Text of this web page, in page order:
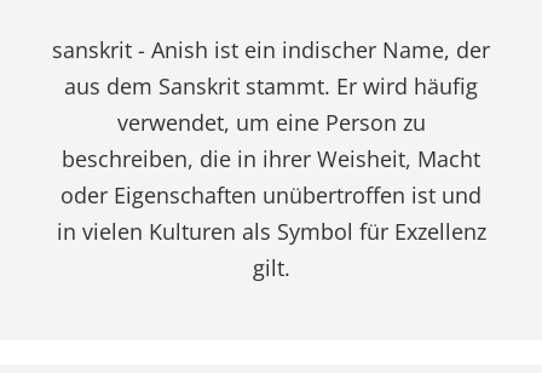
sanskrit - Anish ist ein indischer Name, der
aus dem Sanskrit stammt. Er wird häufig
verwendet, um eine Person zu
beschreiben, die in ihrer Weisheit, Macht
oder Eigenschaften unübertroffen ist und
in vielen Kulturen als Symbol für Exzellenz
gilt.